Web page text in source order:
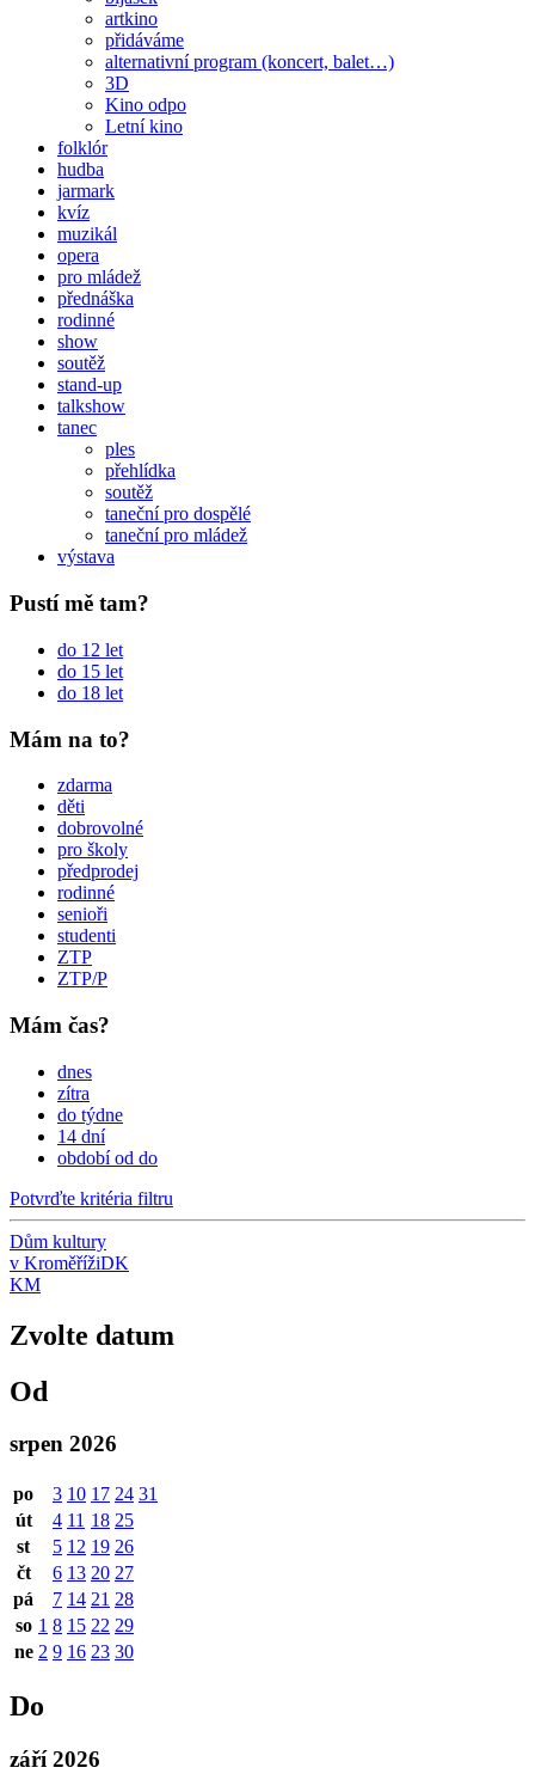
artkino
přidáváme
alternativní program (koncert, balet…)
3D
Kino odpo
Letní kino
folklór
hudba
jarmark
kvíz
muzikál
opera
pro mládež
přednáška
rodinné
show
soutěž
stand-up
talkshow
tanec
ples
přehlídka
soutěž
taneční pro dospělé
taneční pro mládež
výstava
Pustí mě tam?
do 12 let
do 15 let
do 18 let
Mám na to?
zdarma
děti
dobrovolné
pro školy
předprodej
rodinné
senioři
studenti
ZTP
ZTP/P
Mám čas?
dnes
zítra
do týdne
14 dní
období od do
Potvrďte kritéria filtru
Dům kultury
v KroměřížiDK
KM
Zvolte datum
Od
srpen 2026
po 3 10 17 24 31
út
4 11 18 25
st
5 12 19 26
čt
6 13 20 27
pá
7 14 21 28
so 1 8 15 22 29
ne 2 9 16 23 30
Do
září 2026